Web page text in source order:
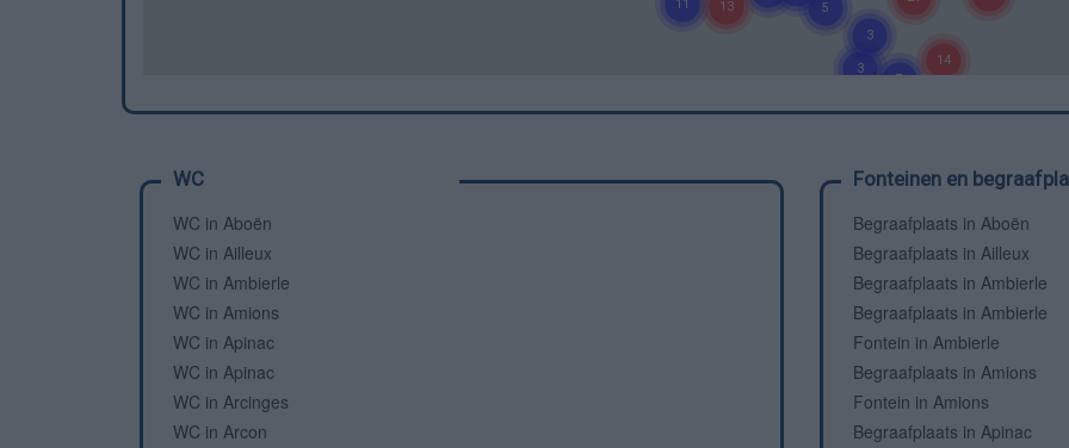
WC
WC in Aboën
WC in Ailleux
WC in Ambierle
WC in Amions
WC in Apinac
WC in Apinac
WC in Arcinges
WC in Arcon
Fonteinen en
Begraafplaats in Aboën
Begraafplaats in Ailleux
Begraafplaats in Ambierle
Begraafplaats in Ambierle
Fontein in Ambierle
Begraafplaats in Amions
Fontein in Amions
Begraafplaats in Apinac